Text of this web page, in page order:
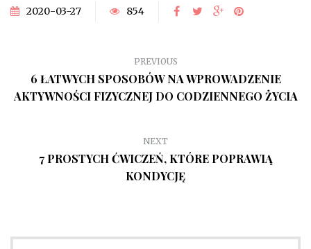
2020-03-27 854
PREVIOUS
6 ŁATWYCH SPOSOBÓW NA WPROWADZENIE
AKTYWNOŚCI FIZYCZNEJ DO CODZIENNEGO ŻYCIA
NEXT
7 PROSTYCH ĆWICZEŃ, KTÓRE POPRAWIĄ
KONDYCJĘ